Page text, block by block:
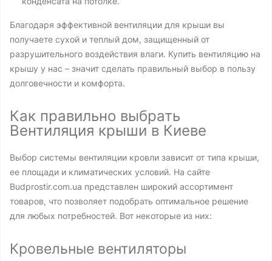
Благодаря эффективной вентиляции для крыши вы
получаете сухой и теплый дом, защищенный от
разрушительного воздействия влаги. Купить вентиляцию на
крышу у нас – значит сделать правильный выбор в пользу
долговечности и комфорта.
Как правильно выбрать
Вентиляция крыши в Киеве
Выбор системы вентиляции кровли зависит от типа крыши,
ее площади и климатических условий. На сайте
Budprostir.com.ua представлен широкий ассортимент
товаров, что позволяет подобрать оптимальное решение
для любых потребностей. Вот некоторые из них:
Кровельные вентиляторы